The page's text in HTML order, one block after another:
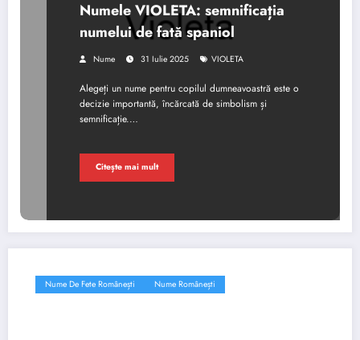
Numele VIOLETA: semnificația
numelui de fată spaniol
Nume 31 Iulie 2025 VIOLETA
Alegeți un nume pentru copilul dumneavoastră este o
decizie importantă, încărcată de simbolism și
semnificație.…
Citește mai mult
Nume De Fete Românești Nume Românești